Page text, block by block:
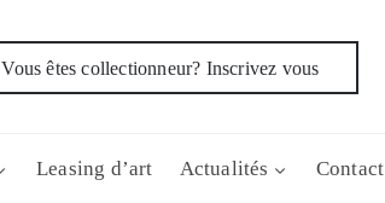
Vous êtes collectionneur? Inscrivez vous
Leasing d’art Actualités Contact